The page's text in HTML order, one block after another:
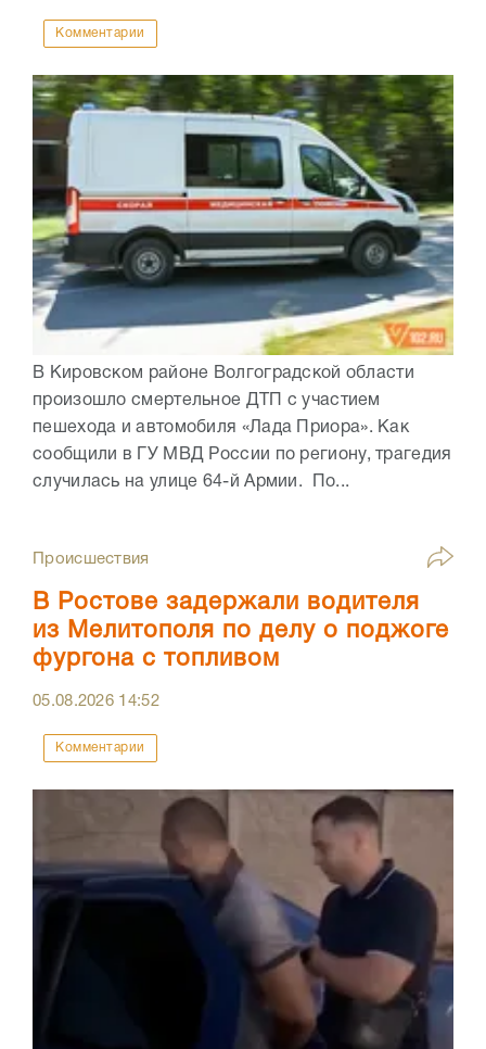
Комментарии
В Кировском районе Волгоградской области
произошло смертельное ДТП с участием
пешехода и автомобиля «Лада Приора». Как
сообщили в ГУ МВД России по региону, трагедия
случилась на улице 64-й Армии. По...
Происшествия
В Ростове задержали водителя
из Мелитополя по делу о поджоге
фургона с топливом
05.08.2026 14:52
Комментарии